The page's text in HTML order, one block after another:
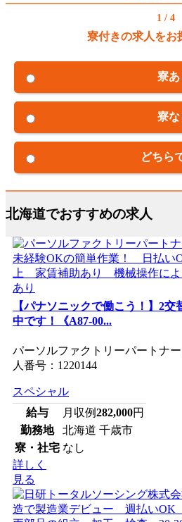
1 / 4
寮付きの求人をお
寮あ
寮な
どちら
北海道でおすすめの求人
【パナソニックで働こう！】2
中です！《A87-00...
パーソルファクトリーパートナ
人番号：1220144
スペシャル
給与
月収例282,000円
勤務地
北海道 千歳市
寮・社宅 なし
詳しく
見る